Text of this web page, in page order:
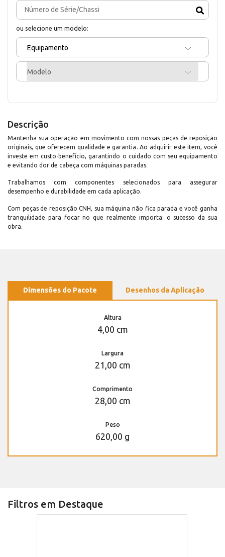
ou selecione um modelo:
Equipamento
Modelo
Descrição
Mantenha sua operação em movimento com nossas peças de reposição
originais, que oferecem qualidade e garantia. Ao adquirir este item, você
investe em custo-benefício, garantindo o cuidado com seu equipamento
e evitando dor de cabeça com máquinas paradas.
Trabalhamos com componentes selecionados para assegurar
desempenho e durabilidade em cada aplicação.
Com peças de reposição CNH, sua máquina não fica parada e você ganha
tranquilidade para focar no que realmente importa: o sucesso da sua
obra.
Dimensões do Pacote Desenhos da Aplicação
Altura
4,00 cm
Largura
21,00 cm
Comprimento
28,00 cm
Peso
620,00 g
Filtros em Destaque